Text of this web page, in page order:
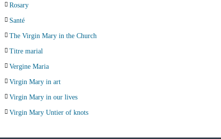
Rosary
Santé
The Virgin Mary in the Church
Titre marial
Vergine Maria
Virgin Mary in art
Virgin Mary in our lives
Virgin Mary Untier of knots